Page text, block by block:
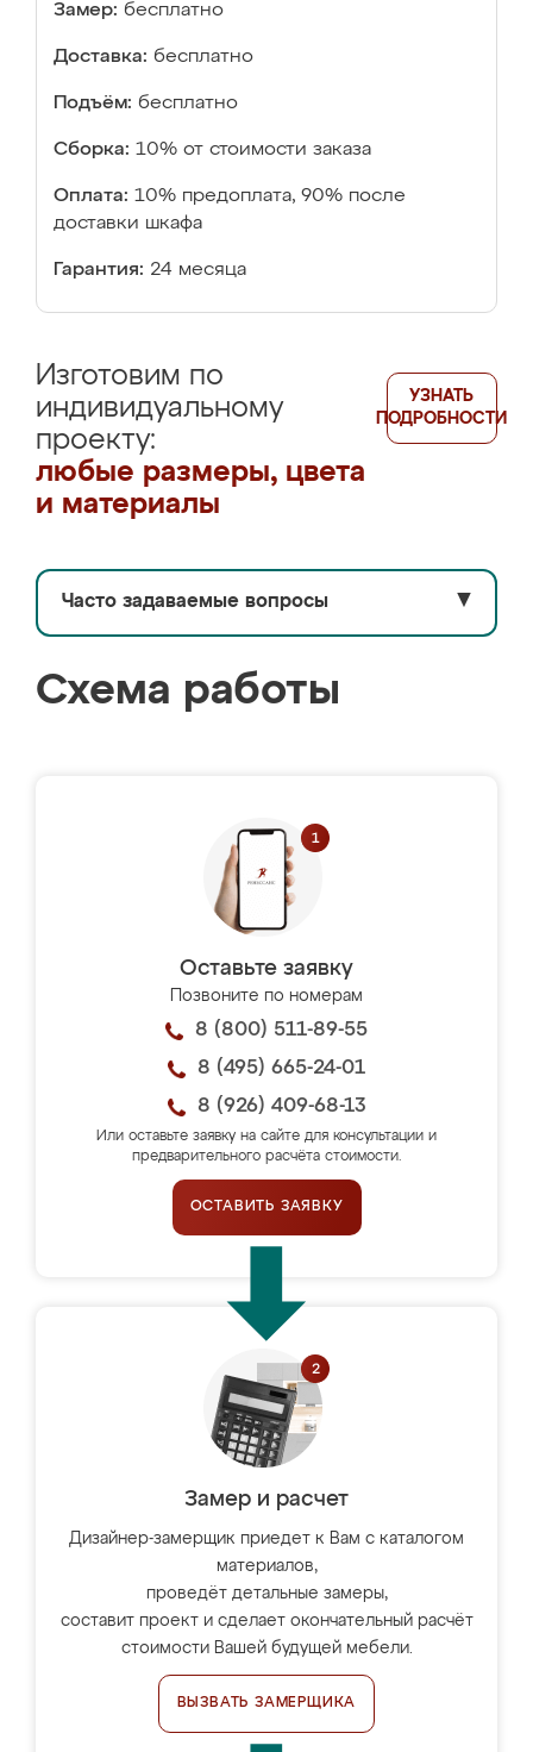
Замер: бесплатно
Доставка: бесплатно
Подъём: бесплатно
Сборка: 10% от стоимости заказа
Оплата: 10% предоплата, 90% после
доставки шкафа
Гарантия: 24 месяца
Изготовим по
индивидуальному
проекту:
любые размеры, цвета
и материалы
УЗНАТЬ
ПОДРОБНОСТИ
Часто задаваемые вопросы ▼
Схема работы
Оставьте заявку
Позвоните по номерам
8 (800) 511-89-55
8 (495) 665-24-01
8 (926) 409-68-13
Или оставьте заявку на сайте для консультации и
предварительного расчёта стоимости.
ОСТАВИТЬ ЗАЯВКУ
Замер и расчет
Дизайнер-замерщик приедет к Вам с каталогом
материалов,
проведёт детальные замеры,
составит проект и сделает окончательный расчёт
стоимости Вашей будущей мебели.
ВЫЗВАТЬ ЗАМЕРЩИКА